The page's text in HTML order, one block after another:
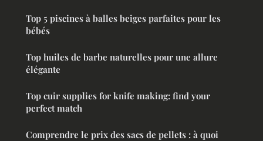
Top 5 piscines à balles beiges parfaites pour les
bébés
Top huiles de barbe naturelles pour une allure
élégante
Top cuir supplies for knife making: find your
perfect match
Comprendre le prix des sacs de pellets : à quoi